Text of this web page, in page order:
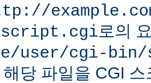
로의
user/cgi-
당 파일을 CGI